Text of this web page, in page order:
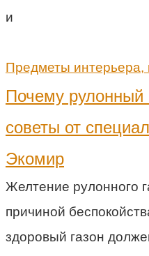
и
Предметы интерьера,
Почему рулонный
советы от
Экомир
Желтение рулонного
причиной
здоровый газон